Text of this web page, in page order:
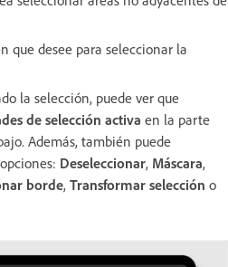
que desee para seleccionar la
la selección, puede ver que
de selección activa en la parte
Además, también puede
Deseleccionar, Máscara,
borde, Transformar selección o